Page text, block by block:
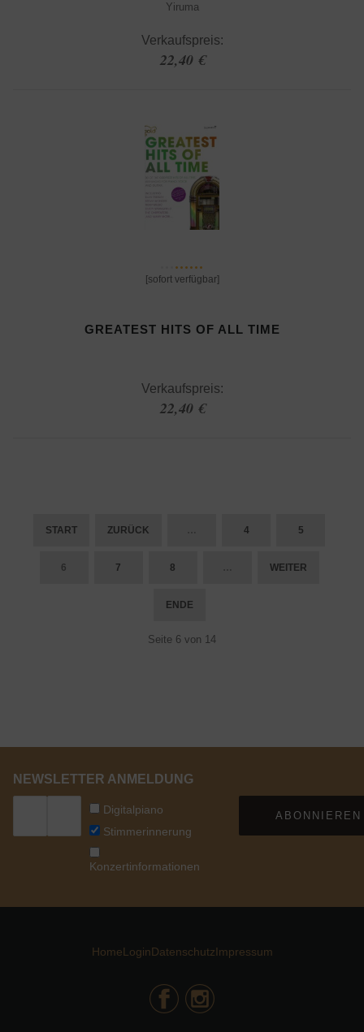
Yiruma
Verkaufspreis:
22,40 €
[sofort verfügbar]
GREATEST HITS OF ALL TIME
Verkaufspreis:
22,40 €
START ZURÜCK 4 5
6 7 8 WEITER
ENDE
Seite 6 von 14
NEWSLETTER ANMELDUNG
Digitalpiano
Stimmerinnerung
Konzertinformationen
ABONNIEREN
HomeLoginDatenschutzImpressum